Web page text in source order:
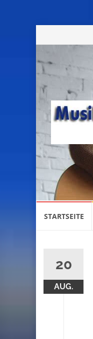
STARTSEITE
20
AUG.